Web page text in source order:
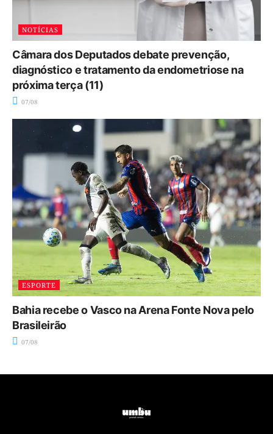
NOTÍCIAS
Câmara dos Deputados debate prevenção,
diagnóstico e tratamento da endometriose na
próxima terça (11)
07/08
ESPORTE
Bahia recebe o Vasco na Arena Fonte Nova pelo
Brasileirão
07/08